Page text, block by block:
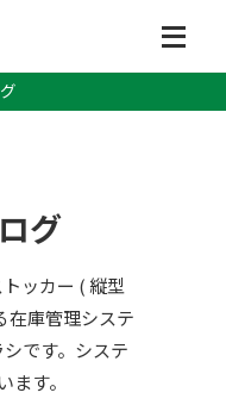
グ
ッカー ( 縦型
在庫管理システ
です。システ
す。